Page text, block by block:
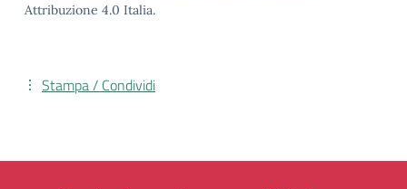
Attribuzione 4.0 Italia.
Stampa / Condividi